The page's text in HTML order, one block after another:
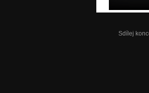
Sdílej